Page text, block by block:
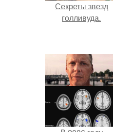
Секреты звезд
голливуда.